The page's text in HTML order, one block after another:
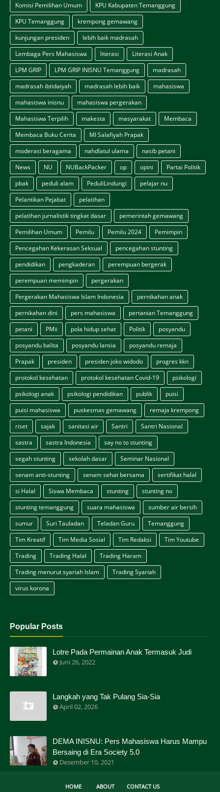
Komisi Pemilihan Umum
KPU Kabupaten Temanggung
KPU Temanggung
krempong gemawang
kunjungan presiden
lebih baik madrasah
Lembaga Pers Mahasiswa
literasi
Literasi Anak
LPM GRIP
LPM GRIP INISNU Temanggung
madrasah
madrasah ibtidaiyah
madrasah lebih baik
mahasiswa
mahasiswa inisnu
mahasiswa pergerakan
Mahasiswa Terpilih
makesta masyarakat
Membaca
Membaca Buku Cerita
MI Salafiyah Prapak
moderasi beragama
nahdlatul ulama
nasib petani
News
NU NUBackPacker op opini
Partai Politik
pbak
peduli alam PeduliLindungi
pelajar nu
Pelantikan Pejabat
pelatihan
pelatihan jurnalistik tingkat dasar
pemerintah gemawang
Pemilihan Umum
Pemilu Pemilu 2024
Pemimpin
Pencegahan Kekerasan Seksual
pencegahan stunting
pendidikan
pengkaderan
perempuan bergerak
perempuan memimpin
pergerakan
Pergerakan Mahasiswa Islam Indonesia
pernikahan anak
pernikahan dini
pers mahasiswa
pertanian Temanggung
petani
PMii pola hidup sehat Politik
posyandu
posyandu balita
posyandu lansia
posyandu remaja
Prapak
presiden presiden joko widodo
progres kkn
protokol kesehatan
protokol kesehatan Covid-19
psikologi
psikologi anak
psikologi pendidikan publik
puisi
puisi mahasiswa
puskesmas gemawang
remaja krempong
riset
sajak sanitasi air Santri
Santri Nasional
sastra
sastra Indonesia
say no to stunting
segah stunting
sekolah dasar
Seminar Nasional
senam anti-stunting
senam sehat bersama
sertifikat halal
si Halal
Siswa Membaca stunting
stunting no
stunting temanggung
suara mahasiswa
sumber air bersih
sumur
Suri Tauladan Teladan Guru
Temanggung
Tim Kreatif
Tim Media Sosial Tim Redaksi
Tim Youtube
Trading
Trading Halal
Trading Haram
Trading menurut syariah Islam
Trading Syariah
virus korona
Popular Posts
Lotre Pada Permainan Anak Termasuk Judi
Juni 26, 2022
Langkah yang Tak Pulang Sia-Sia
April 02, 2026
DEMA INISNU: Pers Mahasiswa Harus Mampu
Bersaing di Era Society 5.0
Desember 10, 2021
HOME ABOUT CONTACT US